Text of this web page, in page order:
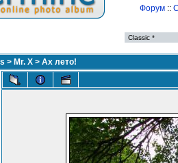
Форум::
> Mr. X > Ах лето!